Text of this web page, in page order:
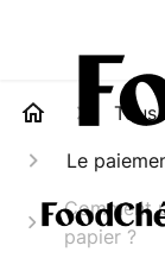
Tous
Le
Comment
papier ?